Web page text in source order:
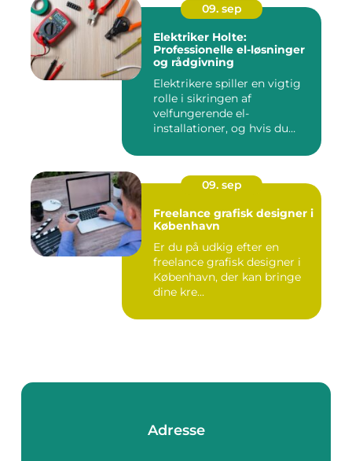
09. sep
Elektriker Holte:
Professionelle el-løsninger
og rådgivning
Elektrikere spiller en vigtig
rolle i sikringen af
velfungerende el-
installationer, og hvis du
09. sep
Freelance grafisk designer i
København
Er du på udkig efter en
freelance grafisk designer i
København, der kan bringe
dine kre...
Adresse